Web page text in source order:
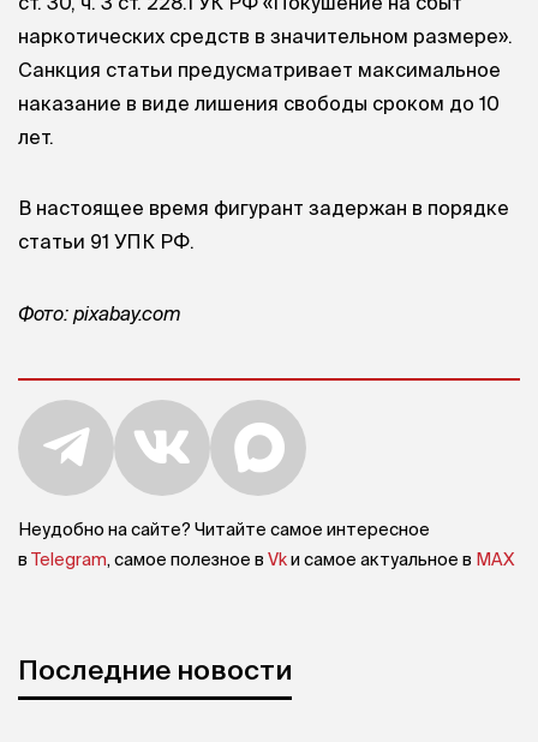
наркотических средств в значительном размере».
Санкция статьи предусматривает максимальное
наказание в виде лишения свободы сроком до 10
лет.
В настоящее время фигурант задержан в порядке
статьи 91 УПК РФ.
Фото: pixabay.com
Неудобно на сайте? Читайте самое интересное
в Telegram, самое полезное в Vkи самое актуальное в MAX
Последние новости